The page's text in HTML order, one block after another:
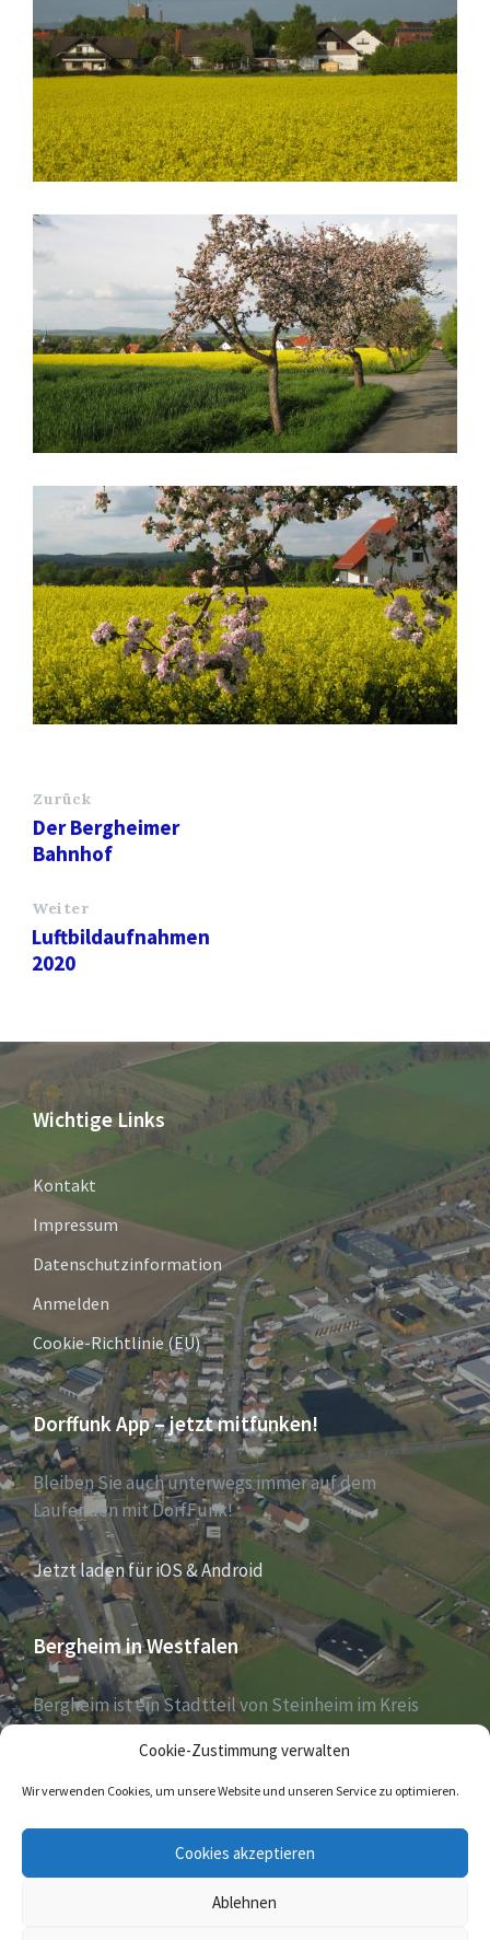
Cookie-Zustimmung verwalten
Wir verwenden Cookies, um unsere Website und unseren Service zu optimieren.
Cookies akzeptieren
Ablehnen
Zurück
Der Bergheimer
Bahnhof
Weiter
Luftbildaufnahmen
2020
Wichtige Links
Kontakt
Impressum
Datenschutzinformation
Anmelden
Cookie-Richtlinie (EU)
Dorffunk App – jetzt mitfunken!
Bleiben Sie auch unterwegs immer auf dem
Laufenden mit DorfFunk!
Jetzt laden für iOS & Android
Bergheim in Westfalen
Bergheim ist ein Stadtteil von Steinheim im Kreis
Höxter, Nordrhein-Westfalen, und zählt aktuell 1030
Einwohner – Stand 31. Dezember 2018.